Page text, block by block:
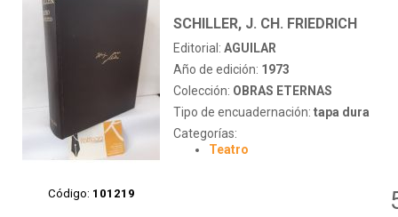
Código: 101219
SCHILLER, J. CH. FRIEDRICH
Editorial: AGUILAR
Año de edición: 1973
Colección: OBRAS ETERNAS
Tipo de encuadernación: tapa dura
Categorías:
Teatro